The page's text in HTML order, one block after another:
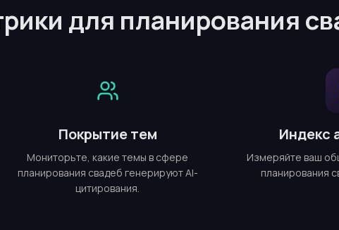
для планирования
Покрытие тем
Мониторьте, какие темы в сфере
планирования свадеб генерируют AI-
цитирования.
Индекс
Измеряйте ваш
планирования